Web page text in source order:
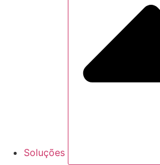
Soluções